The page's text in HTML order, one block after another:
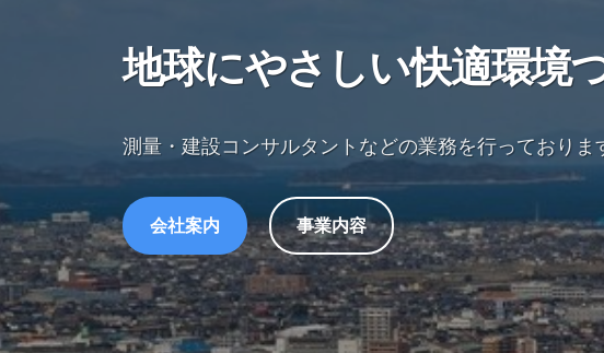
い
快
環
づ
く
り
の
パ
地球にやさしい快適環境
測量・建設コンサルタントなどの業務を行っておりま
会社案内 事業内容